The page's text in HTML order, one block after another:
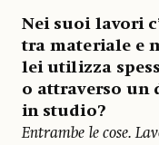
Nei suoi lavori
tra materiale e
lei utilizza
o attraverso un
in studio?
Entrambe le cose.